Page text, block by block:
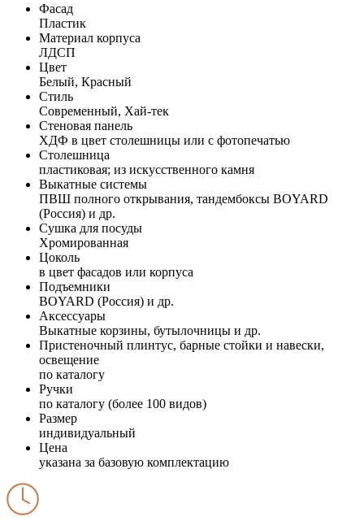
Фасад
Пластик
Материал корпуса
ЛДСП
Цвет
Белый, Красный
Стиль
Современный, Хай-тек
Стеновая панель
ХДФ в цвет столешницы или с фотопечатью
Столешница
пластиковая; из искусственного камня
Выкатные системы
ПВШ полного открывания, тандембоксы BOYARD
(Россия) и др.
Сушка для посуды
Хромированная
Цоколь
в цвет фасадов или корпуса
Подъемники
BOYARD (Россия) и др.
Аксессуары
Выкатные корзины, бутылочницы и др.
Пристеночный плинтус, барные стойки и навески,
освещение
по каталогу
Ручки
по каталогу (более 100 видов)
Размер
индивидуальный
Цена
указана за базовую комплектацию